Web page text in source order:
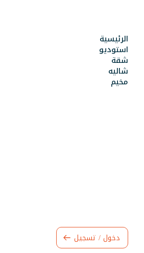
الرئيسية
استوديو
شقة
شاليه
مخيم
دخول / تسجيل